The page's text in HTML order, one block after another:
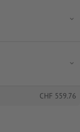
CHF 559.76